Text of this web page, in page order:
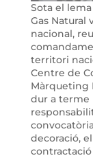
Sota el
Gas Natural
nacional,
territori
Centre de
Màrqueting
dur a terme
decoració,